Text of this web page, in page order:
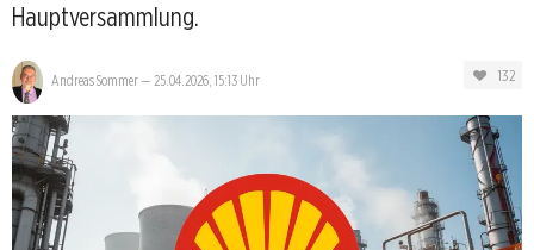
Hauptversammlung.
Andreas Sommer— 25.04.2026, 15:13 Uhr 132